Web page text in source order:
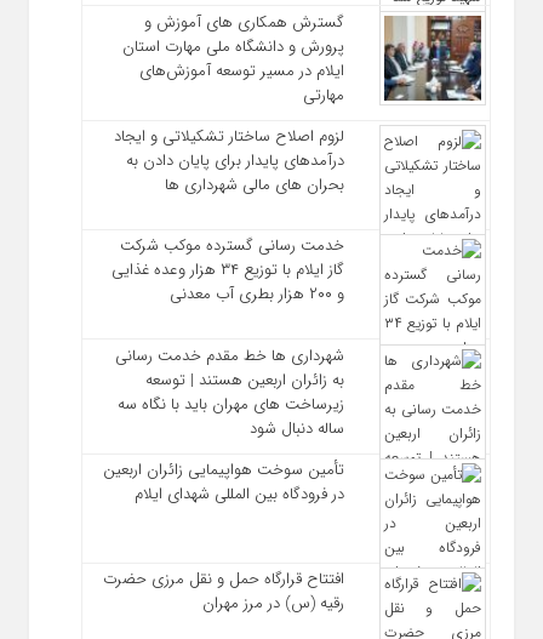
گسترش همکاری‌ های آموزش و
پرورش و دانشگاه ملی مهارت استان
ایلام در مسیر توسعه آموزش‌های
مهارتی
لزوم اصلاح ساختار تشکیلاتی و ایجاد
درآمدهای پایدار برای پایان دادن به
بحران‌ های مالی شهرداری‌ ها
خدمت رسانی گسترده موکب شرکت
گاز ایلام با توزیع ۳۴ هزار وعده غذایی
و ۲۰۰ هزار بطری آب معدنی
شهرداری‌ ها خط مقدم خدمت ‌رسانی
به زائران اربعین هستند | توسعه
زیرساخت ‌های مهران باید با نگاه سه‌
ساله دنبال شود
تأمین سوخت هواپیمایی زائران اربعین
در فرودگاه بین المللی شهدای ایلام
افتتاح قرارگاه حمل‌ و نقل مرزی حضرت
رقیه (س) در مرز مهران